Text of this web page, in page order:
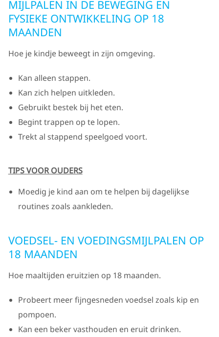
MIJLPALEN IN DE BEWEGING EN
FYSIEKE ONTWIKKELING OP 18
MAANDEN
Hoe je kindje beweegt in zijn omgeving.
Kan alleen stappen.
Kan zich helpen uitkleden.
Gebruikt bestek bij het eten.
Begint trappen op te lopen.
Trekt al stappend speelgoed voort.
TIPS VOOR OUDERS
Moedig je kind aan om te helpen bij dagelijkse
routines zoals aankleden.
VOEDSEL- EN VOEDINGSMIJLPALEN OP
18 MAANDEN
Hoe maaltijden eruitzien op 18 maanden.
Probeert meer fijngesneden voedsel zoals kip en
pompoen.
Kan een beker vasthouden en eruit drinken.